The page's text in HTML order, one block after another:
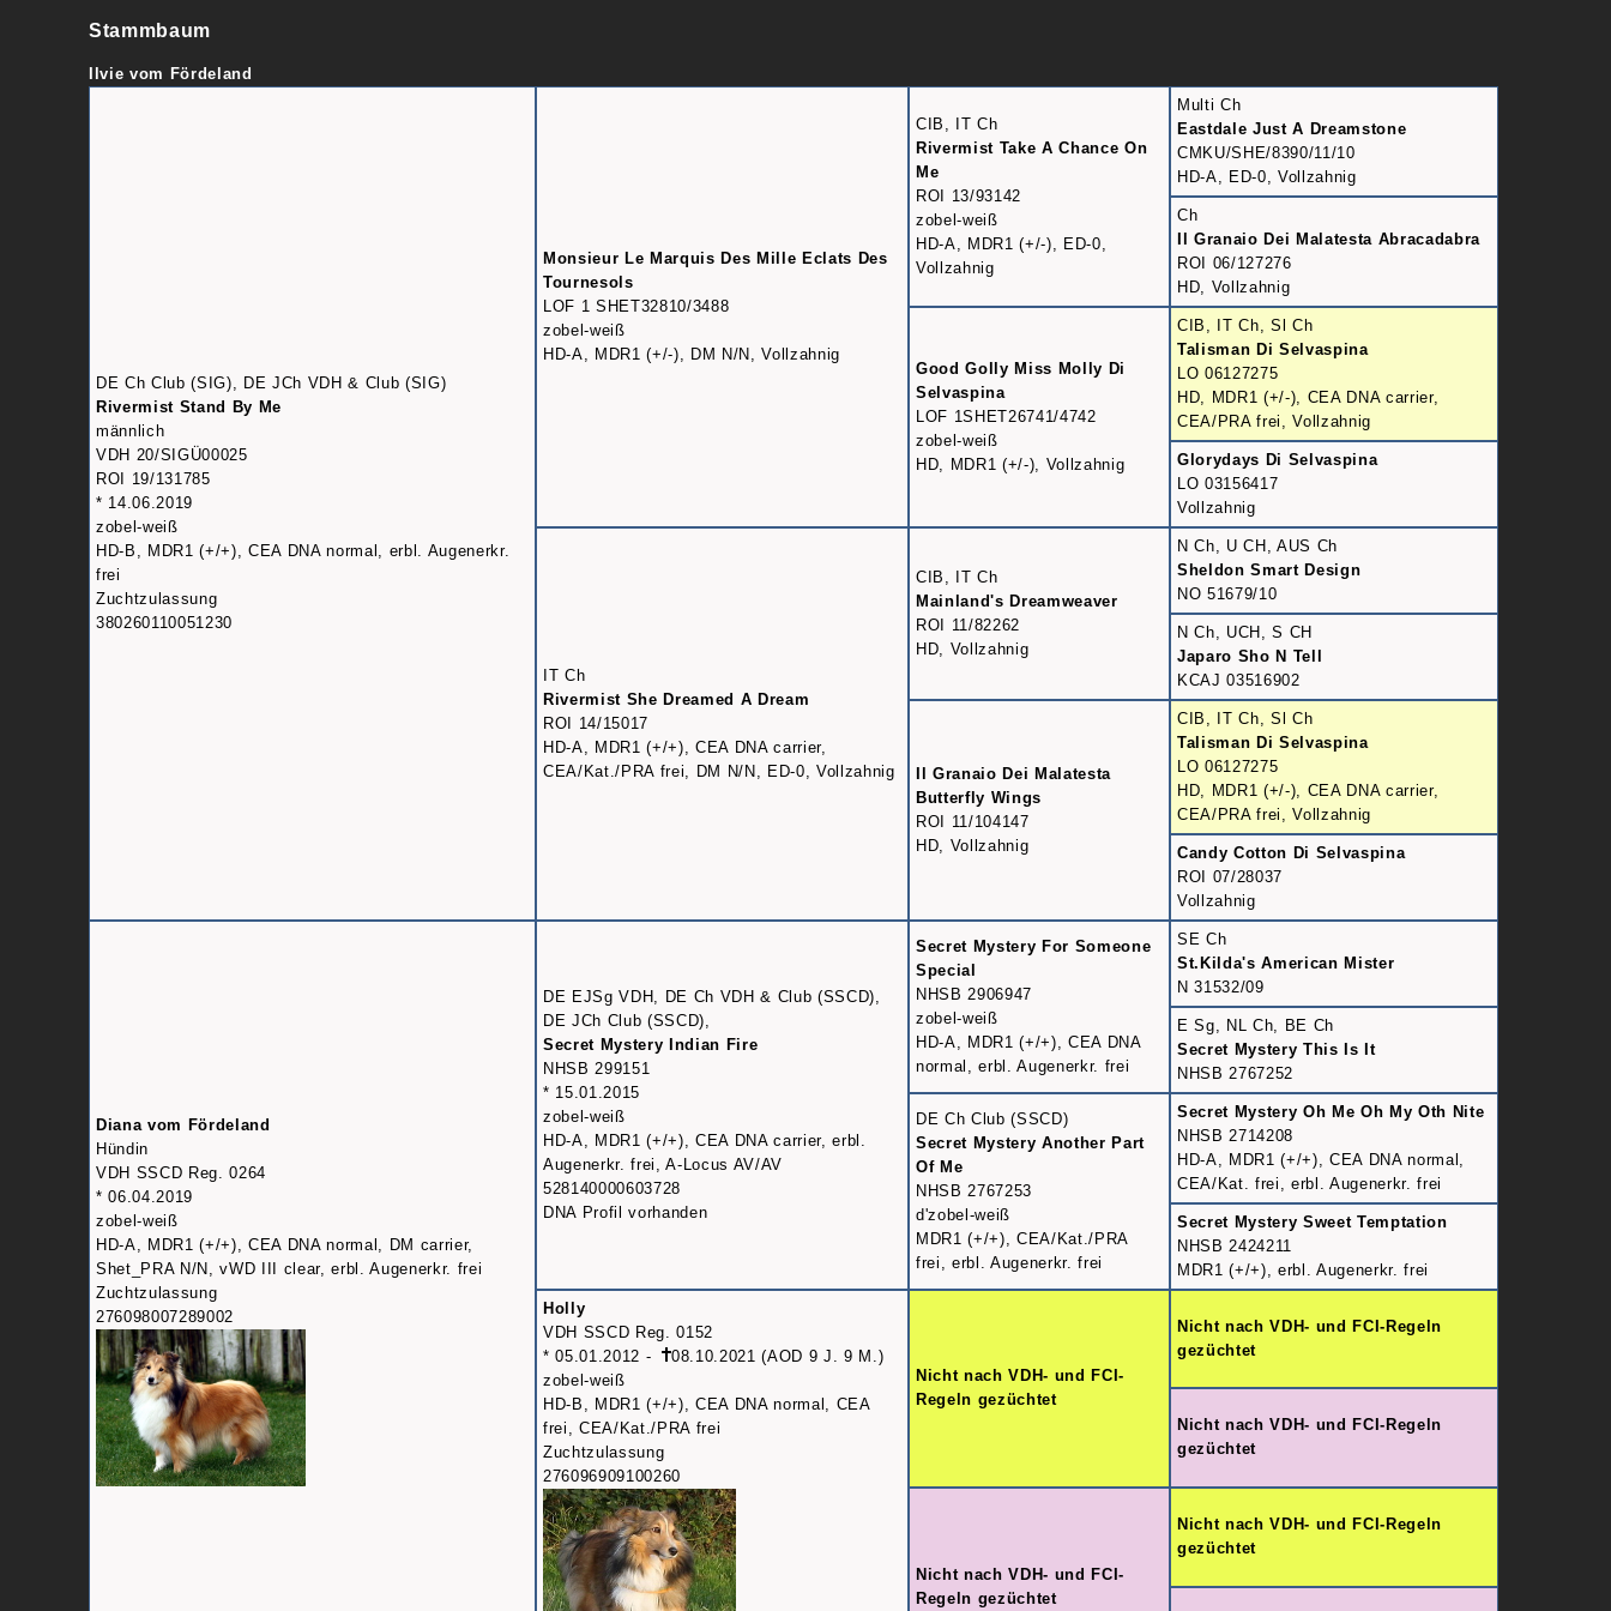
Stammbaum
Ilvie vom Fördeland
DE Ch Club (SIG), DE JCh VDH & Club (SIG)
Rivermist Stand By Me
männlich
VDH 20/SIGÜ00025
ROI 19/131785
* 14.06.2019
zobel-weiß
HD-B, MDR1 (+/+), CEA DNA normal, erbl. Augenerkr.
frei
Zuchtzulassung
380260110051230
Monsieur Le Marquis Des Mille Eclats Des
Tournesols
LOF 1 SHET32810/3488
zobel-weiß
HD-A, MDR1 (+/-), DM N/N, Vollzahnig
CIB, IT Ch
Rivermist Take A Chance On
Me
ROI 13/93142
zobel-weiß
HD-A, MDR1 (+/-), ED-0,
Vollzahnig
Multi Ch
Eastdale Just A Dreamstone
CMKU/SHE/8390/11/10
HD-A, ED-0, Vollzahnig
Ch
Il Granaio Dei Malatesta Abracadabra
ROI 06/127276
HD, Vollzahnig
Good Golly Miss Molly Di
Selvaspina
LOF 1SHET26741/4742
zobel-weiß
HD, MDR1 (+/-), Vollzahnig
CIB, IT Ch, Sl Ch
Talisman Di Selvaspina
LO 06127275
HD, MDR1 (+/-), CEA DNA carrier,
CEA/PRA frei, Vollzahnig
Glorydays Di Selvaspina
LO 03156417
Vollzahnig
IT Ch
Rivermist She Dreamed A Dream
ROI 14/15017
HD-A, MDR1 (+/+), CEA DNA carrier,
CEA/Kat./PRA frei, DM N/N, ED-0, Vollzahnig
CIB, IT Ch
Mainland's Dreamweaver
ROI 11/82262
HD, Vollzahnig
N Ch, U CH, AUS Ch
Sheldon Smart Design
NO 51679/10
N Ch, UCH, S CH
Japaro Sho N Tell
KCAJ 03516902
Il Granaio Dei Malatesta
Butterfly Wings
ROI 11/104147
HD, Vollzahnig
CIB, IT Ch, Sl Ch
Talisman Di Selvaspina
LO 06127275
HD, MDR1 (+/-), CEA DNA carrier,
CEA/PRA frei, Vollzahnig
Candy Cotton Di Selvaspina
ROI 07/28037
Vollzahnig
Diana vom Fördeland
Hündin
VDH SSCD Reg. 0264
* 06.04.2019
zobel-weiß
HD-A, MDR1 (+/+), CEA DNA normal, DM carrier,
Shet_PRA N/N, vWD III clear, erbl. Augenerkr. frei
Zuchtzulassung
276098007289002
DE EJSg VDH, DE Ch VDH & Club (SSCD),
DE JCh Club (SSCD),
Secret Mystery Indian Fire
NHSB 299151
* 15.01.2015
zobel-weiß
HD-A, MDR1 (+/+), CEA DNA carrier, erbl.
Augenerkr. frei, A-Locus AV/AV
528140000603728
DNA Profil vorhanden
Secret Mystery For Someone
Special
NHSB 2906947
zobel-weiß
HD-A, MDR1 (+/+), CEA DNA
normal, erbl. Augenerkr. frei
SE Ch
St.Kilda's American Mister
N 31532/09
E Sg, NL Ch, BE Ch
Secret Mystery This Is It
NHSB 2767252
DE Ch Club (SSCD)
Secret Mystery Another Part
Of Me
NHSB 2767253
d'zobel-weiß
MDR1 (+/+), CEA/Kat./PRA
frei, erbl. Augenerkr. frei
Secret Mystery Oh Me Oh My Oth Nite
NHSB 2714208
HD-A, MDR1 (+/+), CEA DNA normal,
CEA/Kat. frei, erbl. Augenerkr. frei
Secret Mystery Sweet Temptation
NHSB 2424211
MDR1 (+/+), erbl. Augenerkr. frei
Holly
VDH SSCD Reg. 0152
* 05.01.2012 -
08.10.2021 (AOD 9 J. 9 M.)
zobel-weiß
HD-B, MDR1 (+/+), CEA DNA normal, CEA
frei, CEA/Kat./PRA frei
Zuchtzulassung
276096909100260
Nicht nach VDH- und FCI-
Regeln gezüchtet
Nicht nach VDH- und FCI-Regeln
gezüchtet
Nicht nach VDH- und FCI-Regeln
gezüchtet
Nicht nach VDH- und FCI-
Regeln gezüchtet
Nicht nach VDH- und FCI-Regeln
gezüchtet